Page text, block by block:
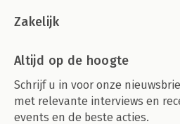
Zakelijk
Altijd op de hoogte
Schrijf u in voor onze
met relevante interviews en
events en de beste acties.